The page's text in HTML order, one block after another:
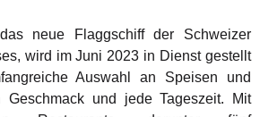
neue Flaggschiff der Schweizer
wird im Juni 2023 in Dienst gestellt
Auswahl an Speisen und
Geschmack und jede Tageszeit. Mit